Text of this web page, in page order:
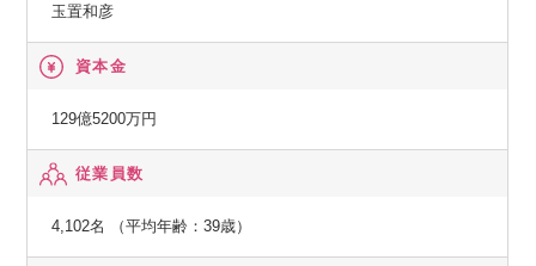
【総務省】
一般第二種電気通信事業者
特定建設業電気工事業・電気通信工事業
玉置和彦
資本金
129億5200万円
従業員数
4,102名 （平均年齢：39歳）